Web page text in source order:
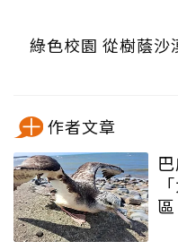
綠色校園 從樹蔭沙
作者文章